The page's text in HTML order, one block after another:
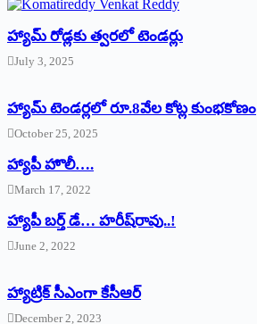
హ్యామ్‌ రోడ్లకు త్వరలో టెండర్లు
July 3, 2025
హ్యామ్‌ ‌టెండర్లలో రూ.8వేల కోట్ల కుంభకోణం
October 25, 2025
హ్యాపీ హొలీ….
March 17, 2022
హ్యాపీ బర్త్ ‌డే… హరీష్‌రావు..!
June 2, 2022
హ్యాట్రిక్‌ ‌సీఎంగా కేసీఆర్‌
December 2, 2023